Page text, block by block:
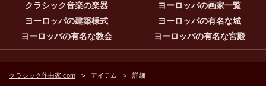
クラシック音楽の楽器
ヨーロッパの画家一覧
ヨーロッパの建築様式
ヨーロッパの有名な城
ヨーロッパの有名な教会
ヨーロッパの有名な宮殿
クラシック作曲家.com アイテム 詳細